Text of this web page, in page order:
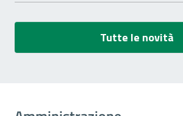
Tutte le novità